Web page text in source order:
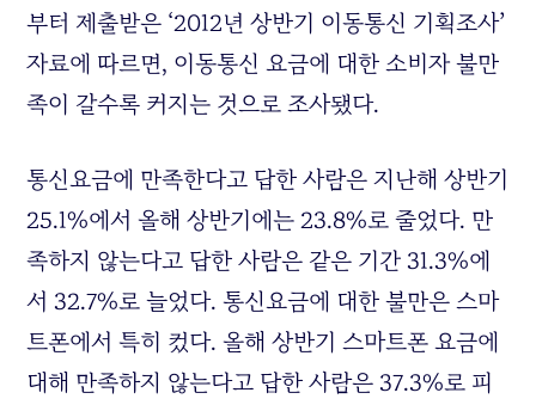
부터 제출받은 ‘2012년 상반기 이동통신 기획조사’
자료에 따르면, 이동통신 요금에 대한 소비자 불만
족이 갈수록 커지는 것으로 조사됐다.
통신요금에 만족한다고 답한 사람은 지난해 상반기
25.1%에서 올해 상반기에는 23.8%로 줄었다. 만
족하지 않는다고 답한 사람은 같은 기간 31.3%에
서 32.7%로 늘었다. 통신요금에 대한 불만은 스마
트폰에서 특히 컸다. 올해 상반기 스마트폰 요금에
대해 만족하지 않는다고 답한 사람은 37.3%로 피